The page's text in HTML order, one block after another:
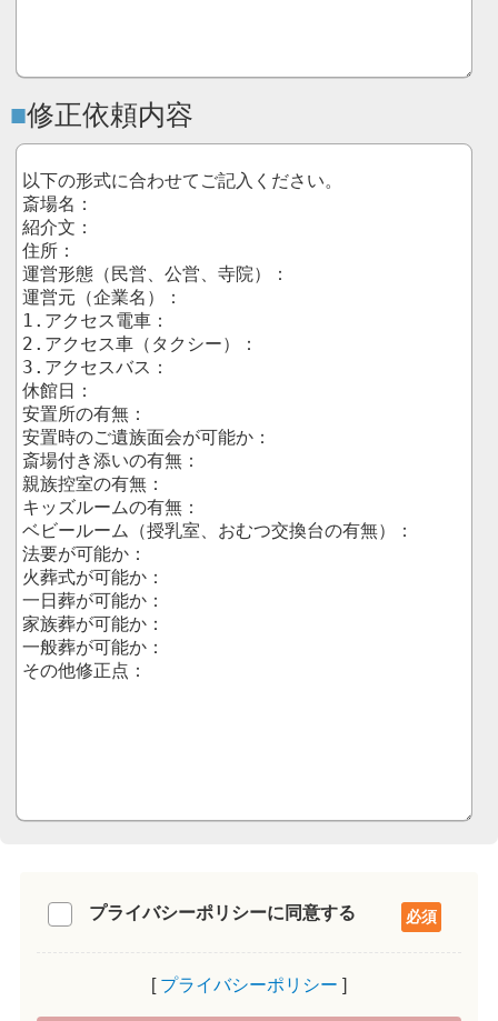
修正依頼内容
プライバシーポリシーに同意する
プライバシーポリシー